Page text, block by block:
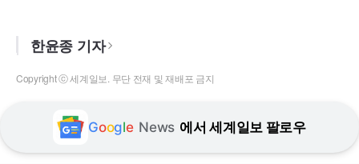
한윤종 기자
Copyright ⓒ 세계일보. 무단 전재 및 재배포 금지
Google News 에서 세계일보 팔로우